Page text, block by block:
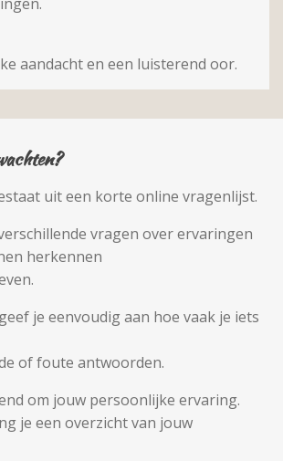
aandacht en een luisterend oor.
uit een korte online vragenlijst.
vragen over ervaringen
herkennen
je eenvoudig aan hoe vaak je iets
of foute antwoorden.
om jouw persoonlijke ervaring.
je een overzicht van jouw